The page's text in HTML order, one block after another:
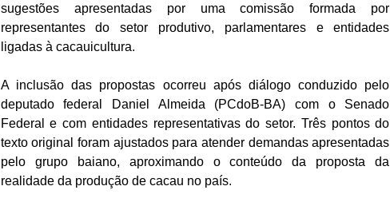
sugestões apresentadas por uma comissão formada por
representantes do setor produtivo, parlamentares e entidades
ligadas à cacauicultura.
A inclusão das propostas ocorreu após diálogo conduzido pelo
deputado federal Daniel Almeida (PCdoB-BA) com o Senado
Federal e com entidades representativas do setor. Três pontos do
texto original foram ajustados para atender demandas apresentadas
pelo grupo baiano, aproximando o conteúdo da proposta da
realidade da produção de cacau no país.